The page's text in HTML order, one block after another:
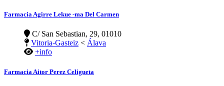
Farmacia Agirre Lekue -ma Del Carmen
C/ San Sebastian, 29, 01010
Vitoria-Gasteiz < Álava
+info
Farmacia Aitor Perez Celigueta